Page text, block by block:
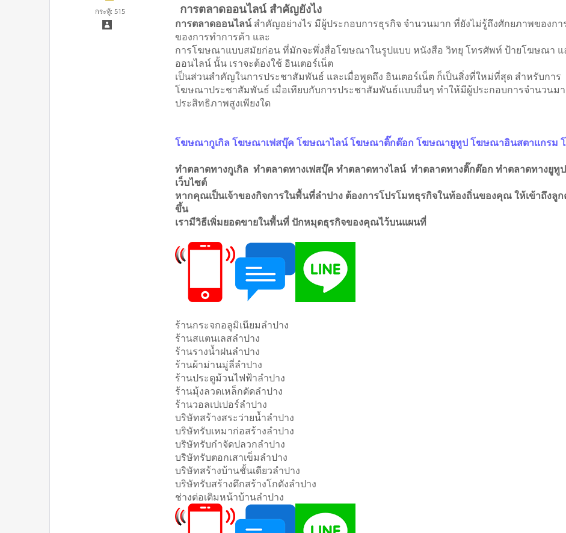
กระทู้: 515 การตลาดออนไลน์ สำคัญยังไง
การตลาดออนไลน์สำคัญอย่างไร มีผู้ประกอบการธุรกิจ จำนวนมาก ที่ยังไม่รู้ถึงศักยภาพของก
ของการทำการค้า และ
การโฆษณาแบบสมัยก่อน ที่มักจะพึ่งสื่อโฆษณาในรูปแบบ หนังสือ วิทยุ โทรศัพท์ ป้ายโฆษณา แ
ออนไลน์ นั้น เราจะต้องใช้ อินเตอร์เน็ต
เป็นส่วนสำคัญในการประชาสัมพันธ์ และเมื่อพูดถึง อินเตอร์เน็ต ก็เป็นสิ่งที่ใหม่ที่สุด สำหรับการ
โฆษณาประชาสัมพันธ์ เมื่อเทียบกับการประชาสัมพันธ์แบบอื่นๆ ทำให้มีผู้ประกอบการจำนวนมา
ประสิทธิภาพสูงเพียงใด
โฆษณากูเกิล โฆษณาเฟสบุ๊ค โฆษณาไลน์ โฆษณาติ๊กต๊อก โฆษณายูทูป โฆษณาอินสตาแกรม
ทำตลาดทางกูเกิล ทำตลาดทางเฟสบุ๊ค ทำตลาดทางไลน์ ทำตลาดทางติ๊กต๊อก ทำตลาดทางยู
เว็บไซต์
หากคุณเป็นเจ้าของกิจการในพื้นที่ลำปาง ต้องการโปรโมทธุรกิจในท้องถิ่นของคุณ ให้เข้าถึงลู
ขึ้น
เรามีวิธีเพิ่มยอดขายในพื้นที่ ปักหมุดธุรกิจของคุณไว้บนแผนที่
ร้านกระจกอลูมิเนียมลำปาง
ร้านสแตนเลสลำปาง
ร้านรางน้ำฝนลำปาง
ร้านผ้าม่านมู่ลี่ลำปาง
ร้านประตูม้วนไฟฟ้าลำปาง
ร้านมุ้งลวดเหล็กดัดลำปาง
ร้านวอลเปเปอร์ลำปาง
บริษัทสร้างสระว่ายน้ำลำปาง
บริษัทรับเหมาก่อสร้างลำปาง
บริษัทรับกำจัดปลวกลำปาง
บริษัทรับตอกเสาเข็มลำปาง
บริษัทสร้างบ้านชั้นเดียวลำปาง
บริษัทรับสร้างตึกสร้างโกดังลำปาง
ช่างต่อเติมหน้าบ้านลำปาง